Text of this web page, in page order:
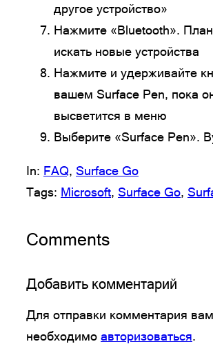
другое устройство»
Нажмите «Bluetooth».
искать новые устройства
Нажмите и удерживайте
вашем Surface Pen, пока
высветится в меню
Выберите «Surface Pen».
In: FAQ, Surface Go
Tags: Microsoft, Surface Go,
Comments
Добавить комментарий
Для отправки комментария вам
необходимо авторизоваться.